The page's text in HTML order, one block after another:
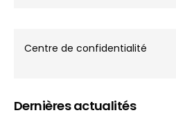
Centre de confidentialité
Dernières actualités